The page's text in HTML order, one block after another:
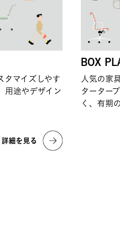
タマイズしやす
用途やデザイン
詳細を見る
BOX
人気の家
ターター
く、有期